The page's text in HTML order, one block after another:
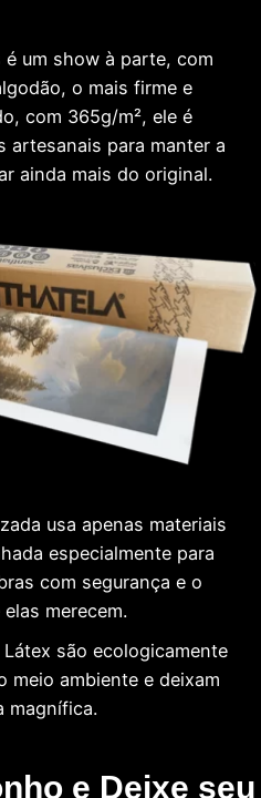
um show à parte, com
o mais firme e
com 365g/m², ele é
artesanais para manter a
ainda mais do original.
usa apenas materiais
especialmente para
com segurança e o
merecem.
são ecologicamente
meio ambiente e deixam
magnífica.
e Deixe seu